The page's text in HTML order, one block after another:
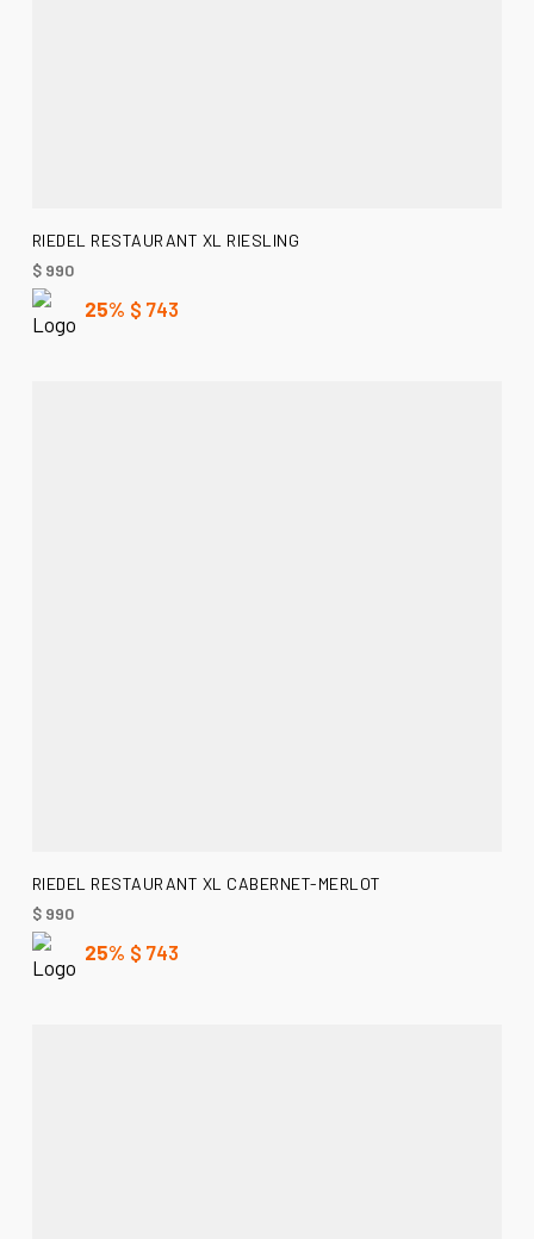
AÑADIR AL CARRITO
RIEDEL RESTAURANT XL RIESLING
$990
25% $ 743
AÑADIR AL CARRITO
RIEDEL RESTAURANT XL CABERNET-MERLOT
$990
25% $ 743